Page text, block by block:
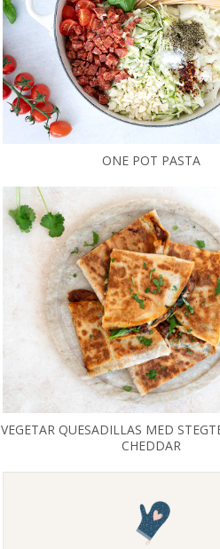
ONE POT PASTA
VEGETAR QUESADILLAS MED
CHEDDAR